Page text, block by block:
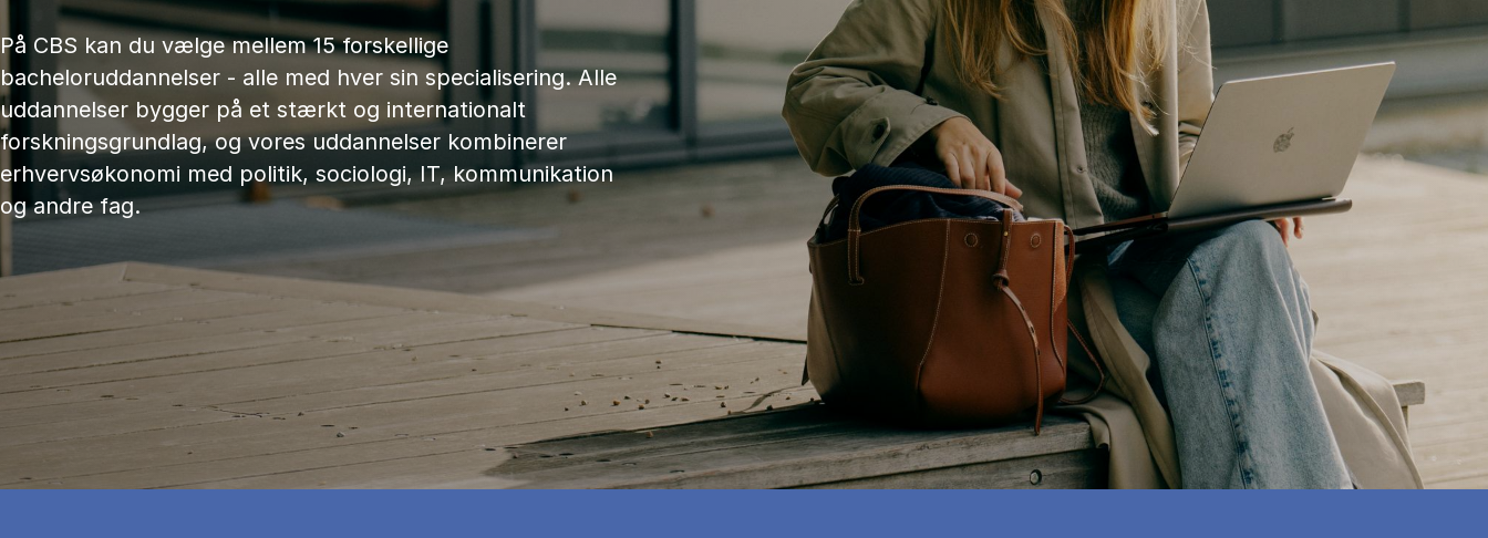
På CBS kan du vælge mellem 15 forskellige
bacheloruddannelser - alle med hver sin specialisering. Alle
uddannelser bygger på et stærkt og internationalt
forskningsgrundlag, og vores uddannelser kombinerer
erhvervsøkonomi med politik, sociologi, IT, kommunikation
og andre fag.